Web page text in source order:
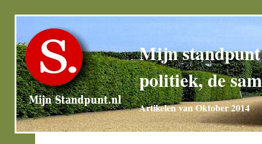
Mijn
politiek, de
Artikelen van Oktober 2014